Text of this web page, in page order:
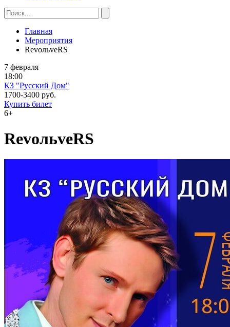
Главная
Мероприятия
RevoльveRS
7 февраля
18:00
КЗ "Русский Дом"
1700-3400 руб.
Купить билет
6+
RevoльveRS